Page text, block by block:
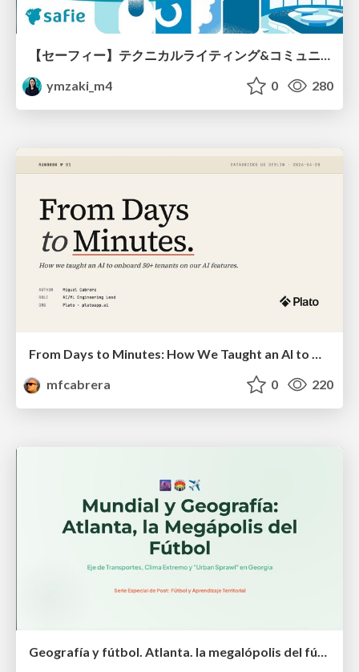
【セーフィー】テクニカルライティング&コミュニケーション実践講座（26新卒エンジニア向け研修資料）
ymzaki_m4
0 280
mfcabrera
0 220
Geografía y fútbol. Atlanta. la megalópolis del fútbol